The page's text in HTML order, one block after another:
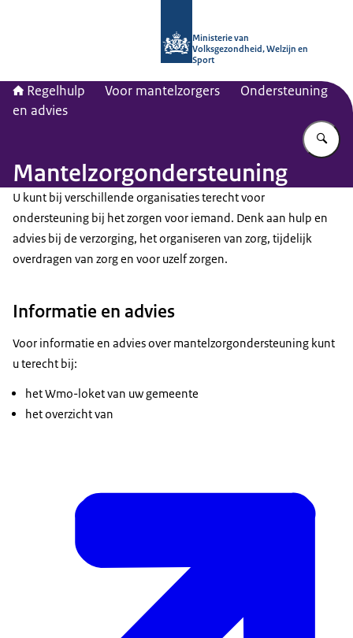
Ministerie van
Volksgezondheid, Welzijn en
Sport
Regelhulp Voor mantelzorgers
Ondersteuning
en advies
Mantelzorgondersteuning
U kunt bij verschillende organisaties terecht voor
ondersteuning bij het zorgen voor iemand. Denk aan hulp en
advies bij de verzorging, het organiseren van zorg, tijdelijk
overdragen van zorg en voor uzelf zorgen.
Informatie en advies
Voor informatie en advies over mantelzorgondersteuning kunt
u terecht bij:
het Wmo-loket van uw gemeente
het overzicht van